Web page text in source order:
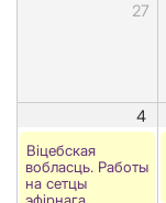
27
4
Віцебская
вобласць. Работы
на сетцы